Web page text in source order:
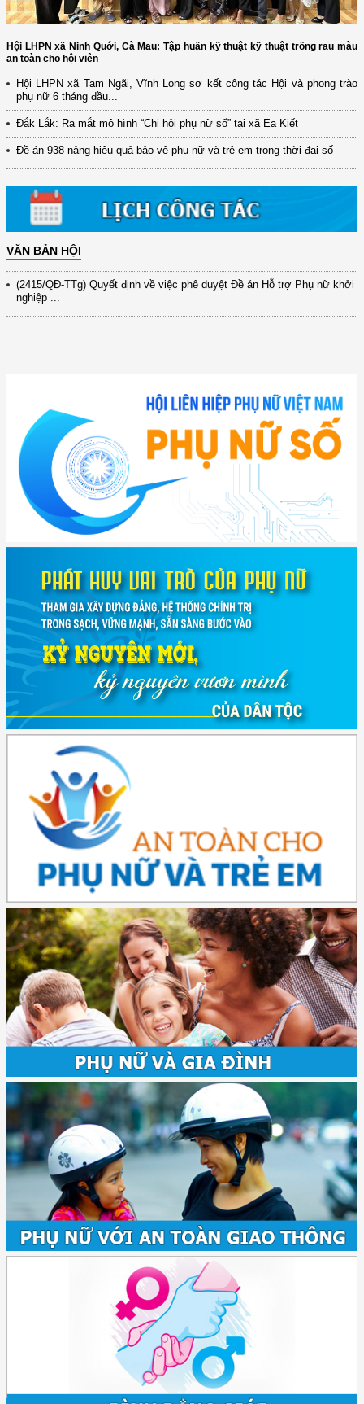
Hội LHPN xã Ninh Quới, Cà Mau: Tập huấn kỹ thuật kỹ thuật trồng rau màu
an toàn cho hội viên
Hội LHPN xã Tam Ngãi, Vĩnh Long sơ kết công tác Hội và phong trào
phụ nữ 6 tháng đầu...
Đắk Lắk: Ra mắt mô hình “Chi hội phụ nữ số” tại xã Ea Kiết
Đề án 938 nâng hiệu quả bảo vệ phụ nữ và trẻ em trong thời đại số
VĂN BẢN HỘI
(12/TB-HĐKH) V/v đăng ký, đề xuất nhiệm vụ Khoa học, công nghệ và
đổi mới ...
(898/KH/ĐCT) Kế hoạch thực hiện Quyết định số 2415/QĐ-TTg ngày
31/10/2025 ...
(417/QĐ-BNNMT) Quyết định phê duyệt Chương trình mục tiêu quốc gia
xây dựng ...
(891/KH-ĐCT) Kế hoạch thực hiện Nghị quyết số 72-NQ/TW ngày
9/9/2025 của Bộ ...
(2415/QĐ-TTg) Quyết định về việc phê duyệt Đề án Hỗ trợ Phụ nữ khởi
nghiệp ...